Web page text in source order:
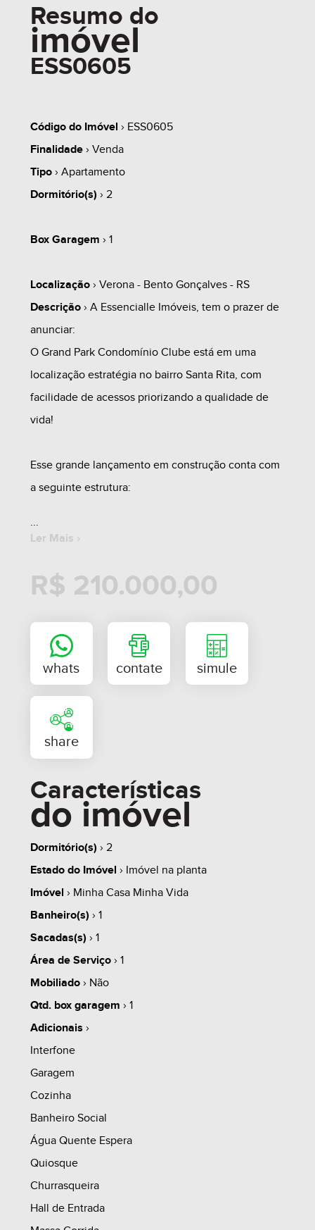
Resumo do
imóvel
ESS0605
Código do Imóvel › ESS0605
Finalidade› Venda
Tipo› Apartamento
Dormitório(s) › 2
Box Garagem › 1
Localização› Verona - Bento Gonçalves - RS
Descrição› A Essencialle Imóveis, tem o prazer de
anunciar:
O Grand Park Condomínio Clube está em uma
localização estratégia no bairro Santa Rita, com
facilidade de acessos priorizando a qualidade de
vida!
Esse grande lançamento em construção conta com
a seguinte estrutura:
- 02 dormitórios
- Área de lazer mobiliada
- Churrasqueira a carvão
- Sacada aberta
- Espera para ar-condicionado
- Espera para torneira elétrica na pia da cozinha
- Hall decorado
- Portaria
- Mini conveniência
- Pet care
- Playground
- Sky Valley
- Lounge aberto
- Salão de festas
- Salão de jogos
- Academia
- Chimarródromo
- Piscina
- Quadra de areia
- Área privativa de 45,42m² e 49,47m²;
Acabamentos:
*Paredes com acabamento liso e com pintura
acrílica;
*Piso cerâmico na cozinha/lavanderia, banheiro e
sacada;
*Banho: azulejo até o forro no box. Sobre o lavatório
faixa de azulejo de 0,90m a 1,50m e demais
Ler Mais ›
R$ 210.000,00
share
Características
do imóvel
Dormitório(s) › 2
Estado do Imóvel › Imóvel na planta
Imóvel › Minha Casa Minha Vida
Banheiro(s) › 1
Sacadas(s) › 1
Área de Serviço› 1
Mobiliado› Não
Qtd. box garagem › 1
Adicionais ›
Interfone
Garagem
Cozinha
Banheiro Social
Água Quente Espera
Quiosque
Churrasqueira
Hall de Entrada